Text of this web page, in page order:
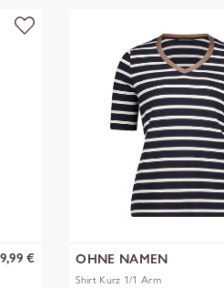
€ OHNE NAMEN
Shirt Kurz 1/1 Arm